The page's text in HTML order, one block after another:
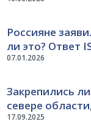
07.01.2026
Россияне
ли это? Ответ
17.09.2025
Закрепились
севере